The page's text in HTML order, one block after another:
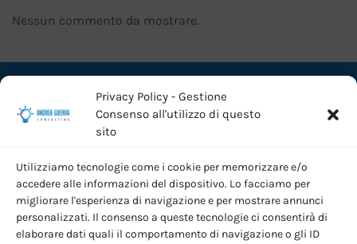
Privacy Policy - Gestione
Consenso all'utilizzo di questo
sito
Utilizziamo tecnologie come i cookie per memorizzare e/o
accedere alle informazioni del dispositivo. Lo facciamo per
migliorare l'esperienza di navigazione e per mostrare annunci
personalizzati. Il consenso a queste tecnologie ci consentirà di
elaborare dati quali il comportamento di navigazione o gli ID
Nessun commento da mostrare.